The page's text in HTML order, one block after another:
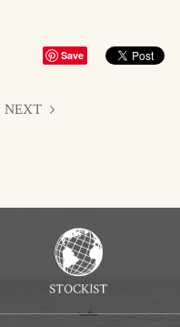
Save
NEXT